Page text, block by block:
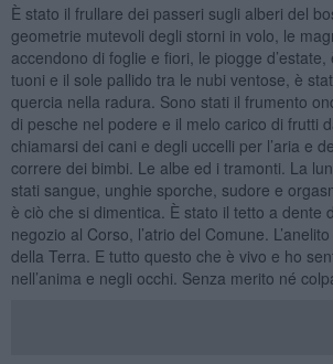
È stato il frullare dei passeri sugli alberi del
geometrie mutevoli degli storni in volo, le
accendono di foglie e fiori, le piogge
tuoni e il sole pallido tra le nubi ventose, è
quercia nella radura. Sono stati il frumento
di pesche nel podere e il melo carico di frutti
chiamarsi dei cani e degli uccelli per l’aria e
correre dei bimbi. Le albe ed i tramonti. La
stati sangue, unghie sporche, sudore e
è ciò che si dimentica. È stato il tetto a dente
negozio al Corso, l’atrio del Comune.
della Terra. E tutto questo che è vivo e ho
nell’anima e negli occhi. Senza merito né